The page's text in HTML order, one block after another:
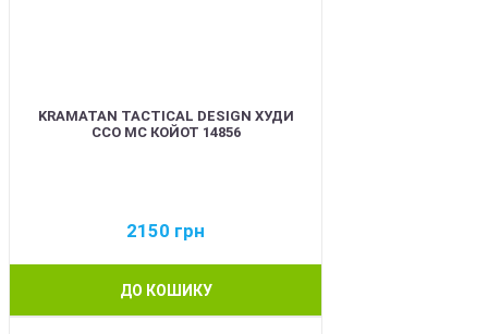
KRAMATAN TACTICAL DESIGN ХУДИ
ССО МС КОЙОТ 14856
2150 грн
ДО КОШИКУ